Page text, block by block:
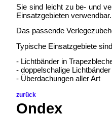
Sie sind leicht zu be- und
Einsatzgebieten verwendbar.
Das passende
Typische Einsatzgebiete
- Lichtbänder in
- doppelschalige Lichtbänder
- Überdachungen aller Art
zurück
Ondex